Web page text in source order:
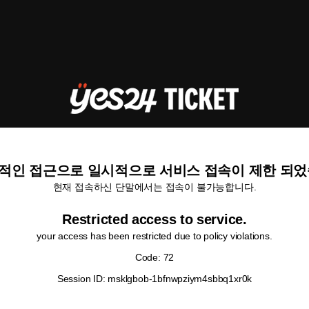
인 접근으로 일시적으로 서비스 접속이 제한 되
현재 접속하신 단말에서는 접속이 불가능합니다.
Restricted access to service.
your access has been restricted due to policy violations.
Code: 72
Session ID: msklgbob-1bfnwpziym4sbbq1xr0k